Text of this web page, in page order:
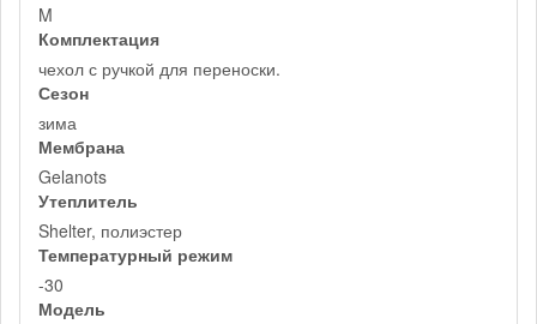
M
Комплектация
чехол с ручкой для переноски.
Сезон
зима
Мембрана
Gelanots
Утеплитель
Shelter, полиэстер
Температурный режим
-30
Модель